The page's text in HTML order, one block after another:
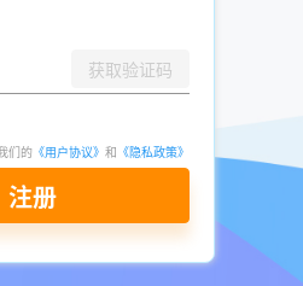
百万分之一，能有效去除重金属
”
会
实动机并针对性回应：
的关注，我们的产品虽非最低
小时响应服务，综合成本比同类
获取验证码
们的 《用户协议》 和 《隐私政策》
注册